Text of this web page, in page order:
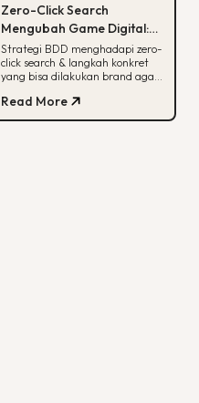
Zero-Click Search
Mengubah Game Digital:
Begini Strategi BDD & Apa
yang Bisa Dilakukan Brand
Strategi BDD menghadapi zero-
click search & langkah konkret
yang bisa dilakukan brand agar
Google
Read More